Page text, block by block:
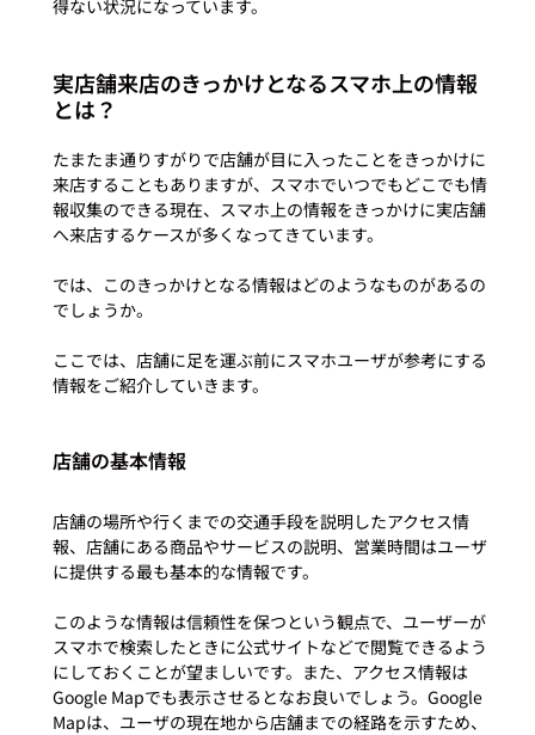
実店舗来店のきっかけとなるスマホ上の情報
とは？
たまたま通りすがりで店舗が目に入ったことをきっかけに
来店することもありますが、スマホでいつでもどこでも情
報収集のできる現在、スマホ上の情報をきっかけに実店舗
へ来店するケースが多くなってきています。
では、このきっかけとなる情報はどのようなものがあるの
でしょうか。
ここでは、店舗に足を運ぶ前にスマホユーザが参考にする
店舗の基本情報
店舗の場所や行くまでの交通手段を説明したアクセス情
報、店舗にある商品やサービスの説明、営業時間はユーザ
に提供する最も基本的な情報です。
このような情報は信頼性を保つという観点で、ユーザーが
スマホで検索したときに公式サイトなどで閲覧できるよう
にしておくことが望ましいです。また、アクセス情報は
Google Mapでも表示させるとなお良いでしょう。Google
Mapは、ユーザの現在地から店舗までの経路を示すため、